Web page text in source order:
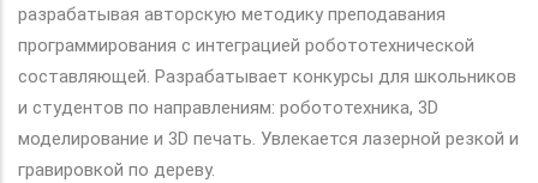
разрабатывая авторскую методику преподавания
программирования с интеграцией робототехнической
составляющей. Разрабатывает конкурсы для школьников
и студентов по направлениям: робототехника, 3D
моделирование и 3D печать. Увлекается лазерной резкой и
гравировкой по дереву.